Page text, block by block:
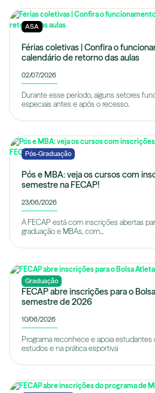
ASA
Férias coletivas | Confira o
calendário de retorno das aulas
02/07/2026
Durante esse período, alguns setores
especiais antes e após o recesso.
Pós-Graduação
Pós e MBA: veja os cursos com
semestre na FECAP!
23/06/2026
A FECAP está com inscrições abertas
graduação e MBAs, com...
Graduação
FECAP abre inscrições para o
semestre de 2026
10/06/2026
Programa reconhece e apoia
estudos e na prática esportiva